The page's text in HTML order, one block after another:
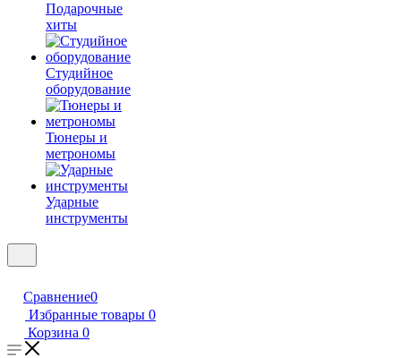
Подарочные
хиты
Студийное
оборудование
Тюнеры и
метрономы
Ударные
инструменты
Сравнение0
Избранные товары 0
Корзина 0